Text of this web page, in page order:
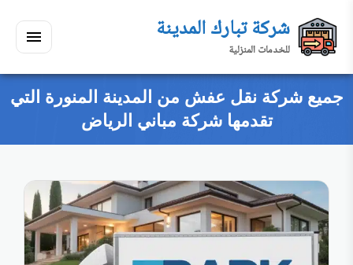
إلى
المحتوى
القائمة
شركة تبارك المدينة
للخدمات المنزلية
ابحث
في
مسكنك
ابحث
جميع شركة نقل عفش من المدينة المنورة التي
تقدمها شركة مباني الرياض